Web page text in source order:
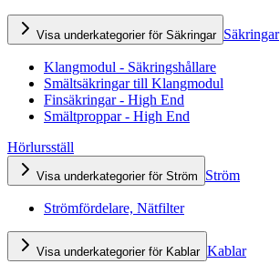
Visa underkategorier för Säkringar Säkringar
Klangmodul - Säkringshållare
Smältsäkringar till Klangmodul
Finsäkringar - High End
Smältproppar - High End
Hörlursställ
Visa underkategorier för Ström Ström
Strömfördelare, Nätfilter
Visa underkategorier för Kablar Kablar